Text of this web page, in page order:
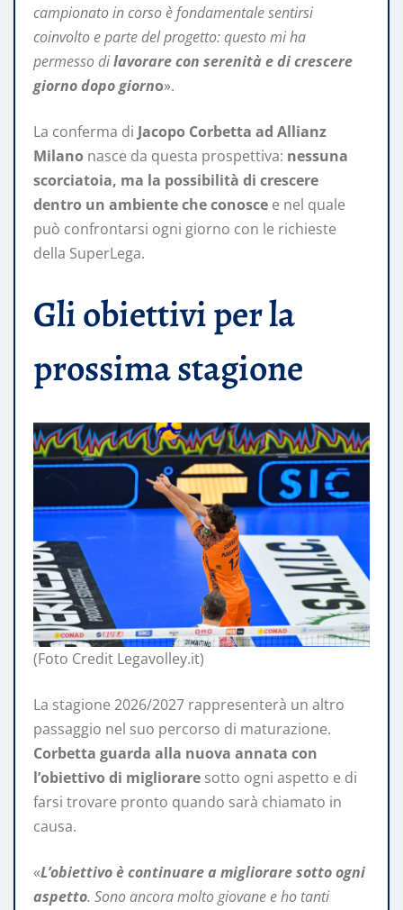
campionato in corso è fondamentale sentirsi
coinvolto e parte del progetto: questo mi ha
permesso dilavorare con serenità e di crescere
giorno dopo giorno».
La conferma di Jacopo Corbetta ad Allianz
Milano nasce da questa prospettiva: nessuna
scorciatoia, ma la possibilità di crescere
dentro un ambiente che conosce e nel quale
può confrontarsi ogni giorno con le richieste
della SuperLega.
Gli obiettivi per la
prossima stagione
(Foto Credit Legavolley.it)
La stagione 2026/2027 rappresenterà un altro
passaggio nel suo percorso di maturazione.
Corbetta guarda alla nuova annata con
l’obiettivo di migliorare sotto ogni aspetto e di
farsi trovare pronto quando sarà chiamato in
causa.
«L’obiettivo è continuare a migliorare sotto ogni
aspetto. Sono ancora molto giovane e ho tanti